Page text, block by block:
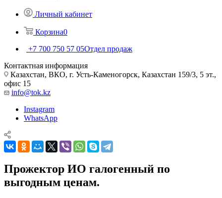
Личный кабинет
Корзина0
+7 700 750 57 05Отдел продаж
Контактная информация
Казахстан, ВКО, г. Усть-Каменогорск, Казахстан 159/3, 5 эт.,
офис 15
info@tok.kz
Instagram
WhatsApp
Прожектор ИО галогенный по
выгодным ценам.